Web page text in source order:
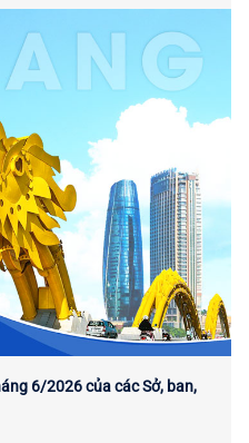
6/2026 của các Sở, ban,